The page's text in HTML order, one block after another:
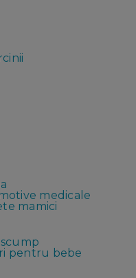
medicale
mamici
pentru bebe